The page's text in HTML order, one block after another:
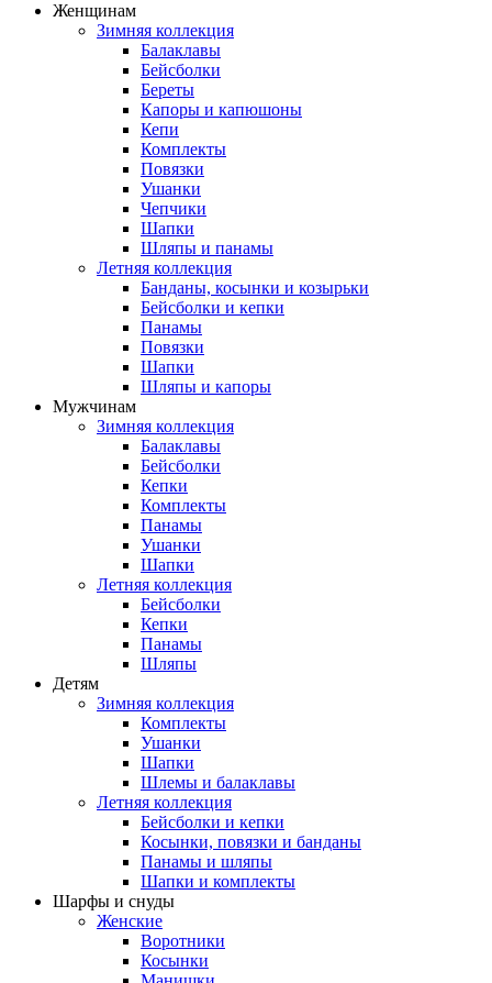
Женщинам
Зимняя коллекция
Балаклавы
Бейсболки
Береты
Капоры и капюшоны
Кепи
Комплекты
Повязки
Ушанки
Чепчики
Шапки
Шляпы и панамы
Летняя коллекция
Банданы, косынки и козырьки
Бейсболки и кепки
Панамы
Повязки
Шапки
Шляпы и капоры
Мужчинам
Зимняя коллекция
Балаклавы
Бейсболки
Кепки
Комплекты
Панамы
Ушанки
Шапки
Летняя коллекция
Бейсболки
Кепки
Панамы
Шляпы
Детям
Зимняя коллекция
Комплекты
Ушанки
Шапки
Шлемы и балаклавы
Летняя коллекция
Бейсболки и кепки
Косынки, повязки и банданы
Панамы и шляпы
Шапки и комплекты
Шарфы и снуды
Женские
Воротники
Косынки